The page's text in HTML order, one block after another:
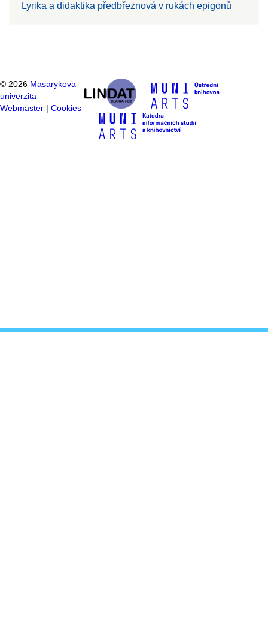
Lyrika a didaktika předbřeznová v rukách epigonů
© 2026 Masarykova
univerzita
Webmaster
Cookies